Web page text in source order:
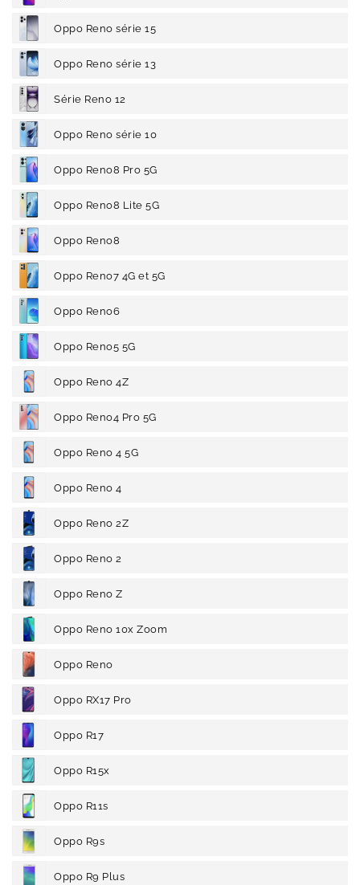
Oppo Reno série 15
Oppo Reno série 13
Série Reno 12
Oppo Reno série 10
Oppo Reno8 Pro 5G
Oppo Reno8 Lite 5G
Oppo Reno8
Oppo Reno7 4G et 5G
Oppo Reno6
Oppo Reno5 5G
Oppo Reno 4Z
Oppo Reno4 Pro 5G
Oppo Reno 4 5G
Oppo Reno 4
Oppo Reno 2Z
Oppo Reno 2
Oppo Reno Z
Oppo Reno 10x Zoom
Oppo Reno
Oppo RX17 Pro
Oppo R17
Oppo R15x
Oppo R11s
Oppo R9s
Oppo R9 Plus